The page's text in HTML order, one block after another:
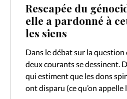
Rescapée du
elle a pardonné à
les siens
Dans le débat sur la
deux courants se dessinent.
qui estiment que les dons
ont disparu (ce qu’on appelle